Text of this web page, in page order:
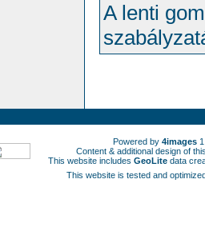
A lenti
Powered by 4images
Content & additional design of
This website includes GeoLite data
This website is tested and